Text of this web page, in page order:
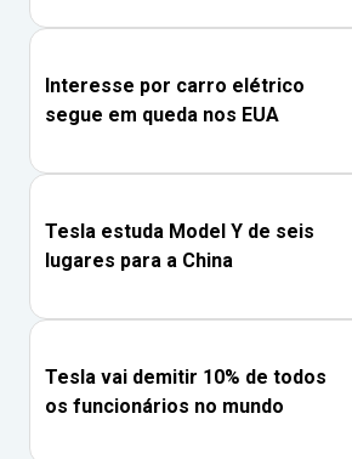
Interesse por carro elétrico
segue em queda nos EUA
Tesla estuda Model Y de seis
lugares para a China
Tesla vai demitir 10% de todos
os funcionários no mundo